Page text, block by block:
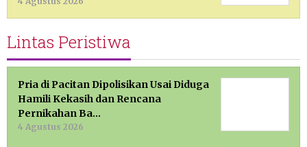
Lintas Peristiwa
Pria di Pacitan Dipolisikan Usai Diduga
Hamili Kekasih dan Rencana
Pernikahan Ba…
4 Agustus 2026